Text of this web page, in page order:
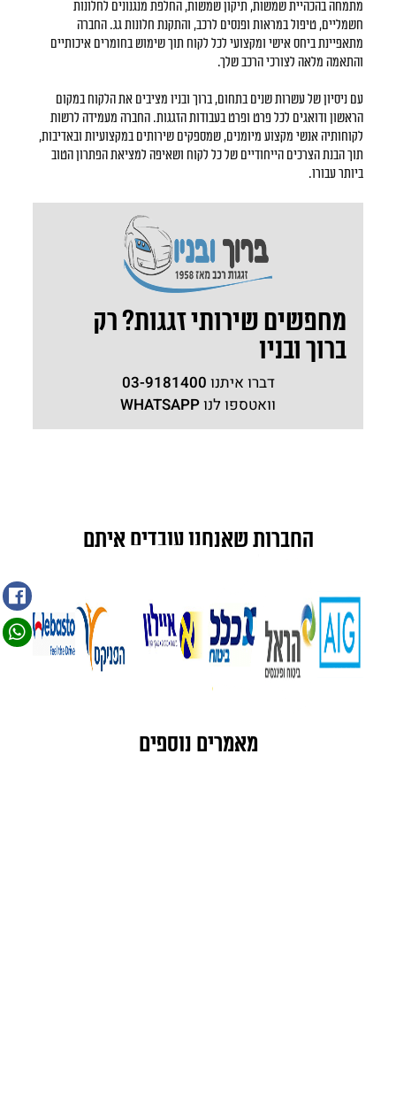
מתמחה בהכהיית שמשות, תיקון שמשות, החלפת מנגנונים לחלונות
חשמליים, טיפול במראות ופנסים לרכב, והתקנת חלונות גג. החברה
מתאפיינת ביחס אישי ומקצועי לכל לקוח תוך שימוש בחומרים איכותיים
והתאמה מלאה לצורכי הרכב שלך.
עם ניסיון של עשרות שנים בתחום, ברוך ובניו מציבים את הלקוח במקום
הראשון ודואגים לכל פרט ופרט בעבודות הזגגות. החברה מעמידה לרשות
לקוחותיה אנשי מקצוע מיומנים, שמספקים שירותים במקצועיות ובאדיבות,
תוך הבנת הצרכים הייחודיים של כל לקוח ושאיפה למציאת הפתרון הטוב
ביותר עבורו.
מחפשים שירותי זגגות? רק
ברוך ובניו
דברו איתנו 03-9181400
וואטספו לנוWHATSAPP
החברות שאנחנו עובדים איתם
מאמרים נוספים